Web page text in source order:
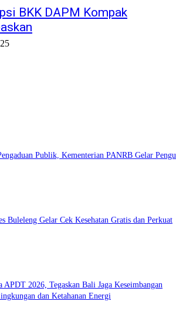
BKK DAPM Kompak
Publik, Kementerian PANRB Gelar
Buleleng Gelar Cek Kesehatan Gratis dan Perkuat
2026, Tegaskan Bali Jaga Keseimbangan
dan Ketahanan Energi